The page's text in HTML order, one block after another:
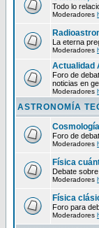
Todo lo
Moderadores
La eterna
Moderadores
Actualidad
Foro de
noticias en
Moderadores
ASTRONOMÍA
Foro de
Moderadores
Física
Debate
Moderadores
Física
Foro para
Moderadores